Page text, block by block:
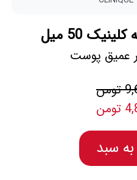
عمیق پوست
سبد